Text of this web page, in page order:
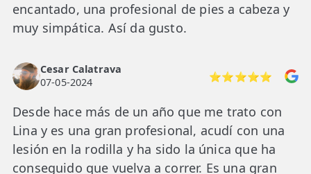
encantado, una profesional de pies a cabeza y
muy simpática. Así da gusto.
Cesar Calatrava
07-05-2024
⭐⭐⭐⭐⭐
Desde hace más de un año que me trato con
Lina y es una gran profesional, acudí con una
lesión en la rodilla y ha sido la única que ha
conseguido que vuelva a correr. Es una gran